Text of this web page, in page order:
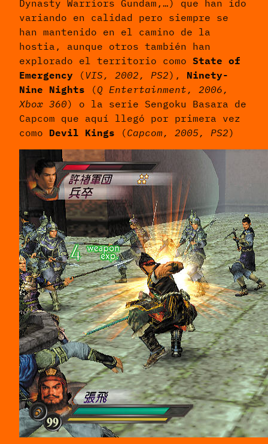
Dynasty Warriors Gundam,…) que han ido
variando en calidad pero siempre se
han mantenido en el camino de la
hostia, aunque otros también han
explorado el territorio como State of
Emergency
(VIS, 2002, PS2), Ninety-
Nine Nights
(Q Entertainment, 2006,
Xbox 360) o la serie Sengoku Basara de
Capcom que aquí llegó por primera vez
como Devil Kings (Capcom, 2005, PS2)